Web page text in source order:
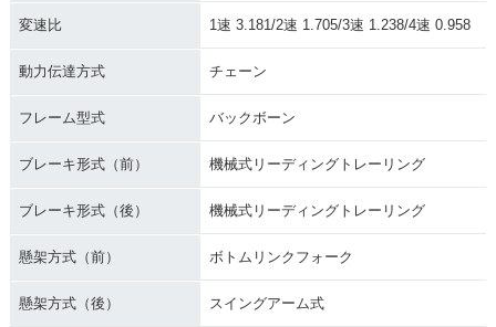
変速比 1速 3.181/2速 1.705/3速 1.238/4速 0.958
動力伝達方式 チェーン
フレーム型式 バックボーン
ブレーキ形式（前） 機械式リーディングトレーリング
ブレーキ形式（後） 機械式リーディングトレーリング
懸架方式（前） ボトムリンクフォーク
懸架方式（後） スイングアーム式